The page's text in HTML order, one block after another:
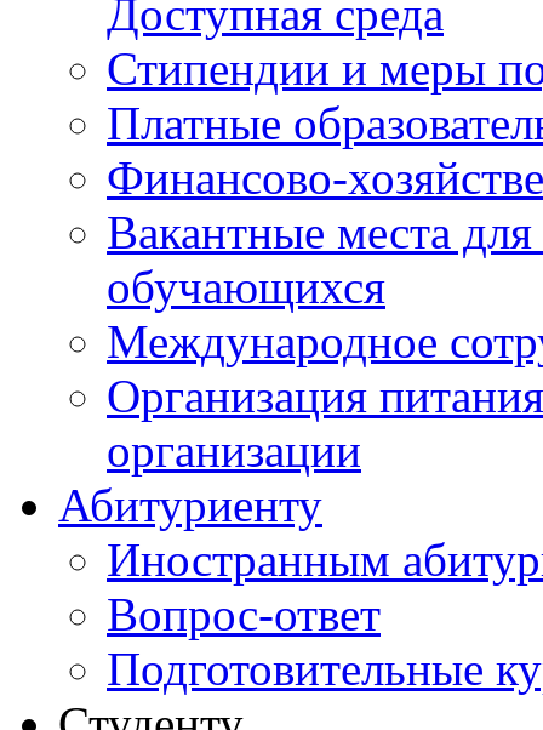
Доступная среда
Стипендии и меры
Платные
Финансово-
Вакантные места
обучающихся
Международное
Организация
организации
Абитуриенту
Иностранным
Вопрос-ответ
Подготовительные